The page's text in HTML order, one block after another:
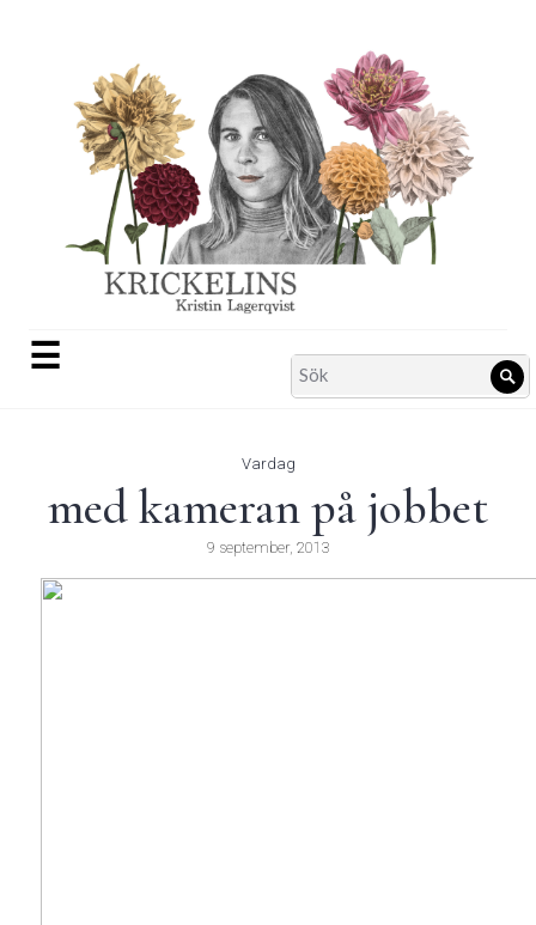
☰
Search
for:
Vardag
med kameran på jobbet
9 september, 2013